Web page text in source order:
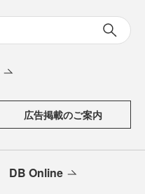
広告掲載のご案内
DB Online